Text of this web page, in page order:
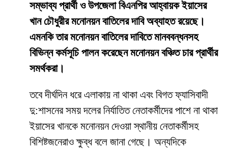
সম্ভাব্য প্রার্থী ও উপজেলা বিএনপির আহ্বায়ক ইয়াসের
খান চৌধুরীর মনোনয়ন বাতিলের দাবি অব্যাহত রয়েছে।
এমনকি তার মনোনয়ন বাতিলের দাবিতে মানববন্ধনসহ
বিভিন্ন কর্মসূচি পালন করেছেন মনোনয়ন বঞ্চিত চার প্রার্থীর
সমর্থকরা।
তবে দীর্ঘদিন ধরে এলাকায় না থাকা এবং বিগত ফ্যাসিবাদী
দু:শাসনের সময় দলের নির্যাতিত নেতাকর্মীদের পাশে না থাকা
ইয়াসের খানকে মনোনয়ন দেওয়া স্থানীয় নেতাকর্মীসহ
বিশিষ্টজনেরাও ক্ষুব্ধ বলে জানা গেছে। অন্যদিকে